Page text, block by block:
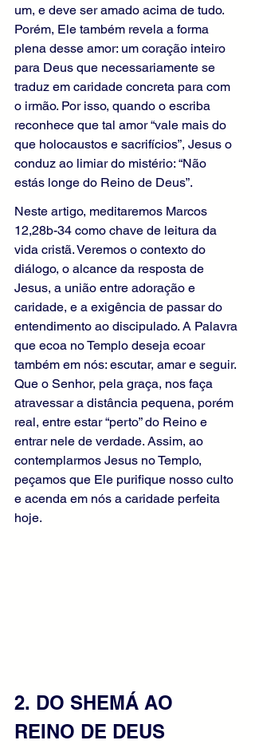
um, e deve ser amado acima de tudo.
Porém, Ele também revela a forma
plena desse amor: um coração inteiro
para Deus que necessariamente se
traduz em caridade concreta para com
o irmão. Por isso, quando o escriba
reconhece que tal amor “vale mais do
que holocaustos e sacrifícios”, Jesus o
conduz ao limiar do mistério: “Não
estás longe do Reino de Deus”.
Neste artigo, meditaremos Marcos
12,28b-34 como chave de leitura da
vida cristã. Veremos o contexto do
diálogo, o alcance da resposta de
Jesus, a união entre adoração e
caridade, e a exigência de passar do
entendimento ao discipulado. A Palavra
que ecoa no Templo deseja ecoar
também em nós: escutar, amar e seguir.
Que o Senhor, pela graça, nos faça
atravessar a distância pequena, porém
real, entre estar “perto” do Reino e
entrar nele de verdade. Assim, ao
contemplarmos Jesus no Templo,
peçamos que Ele purifique nosso culto
e acenda em nós a caridade perfeita
hoje.
2. DO SHEMÁ AO
REINO DE DEUS